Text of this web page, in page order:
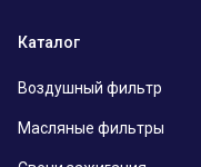
Каталог
Воздушный фильтр
Масляные фильтры